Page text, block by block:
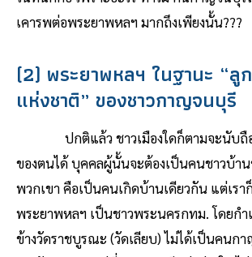
เคารพต่อพระยาพหลฯ มากถึงเพียงนั้น???
(2) พระยาพหลฯ ในฐานะ “ลู
แห่งชาติ” ของชาวกาญจนบุรี
ปกติแล้ว ชาวเมืองใดก็ตามจะนับถือ
ของตนได้ บุคคลผู้นั้นจะต้องเป็นคนชาวบ้าน
พวกเขา คือเป็นคนเกิดบ้านเดียวกัน แต่เร
พระยาพหลฯ เป็นชาวพระนครกทม. โดยก
ข้างวัดราชบูรณะ (วัดเลียบ) ไม่ได้เป็นคนก